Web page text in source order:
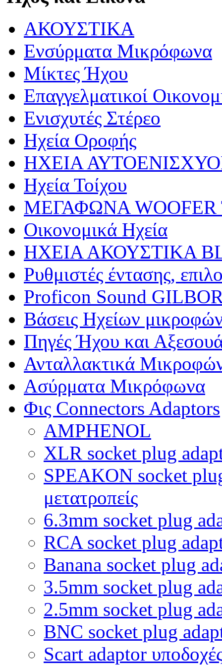
ΑΚΟΥΣΤΙΚΑ
Ενσύρματα Μικρόφωνα
Μίκτες Ήχου
Επαγγελματικοί
Ενισχυτές Στέρεο
Ηχεία Οροφής
ΗΧΕΙΑ
Ηχεία Τοίχου
ΜΕΓΑΦΩΝΑ WOOFER
Οικονομικά Ηχεία
ΗΧΕΙΑ ΑΚΟΥΣΤΙΚΑ
Ρυθμιστές έντασης,
Proficon Sound
Βάσεις Ηχείων
Πηγές Ήχου και
Ανταλλακτικά
Ασύρματα Μικρόφωνα
Φις Connectors Adaptors
AMPHENOL
XLR socket plug
SPEAKON socket
μετατροπείς
6.3mm socket plug
RCA socket plug
Banana socket plug
3.5mm socket plug
2.5mm socket plug
BNC socket plug
Scart adaptor